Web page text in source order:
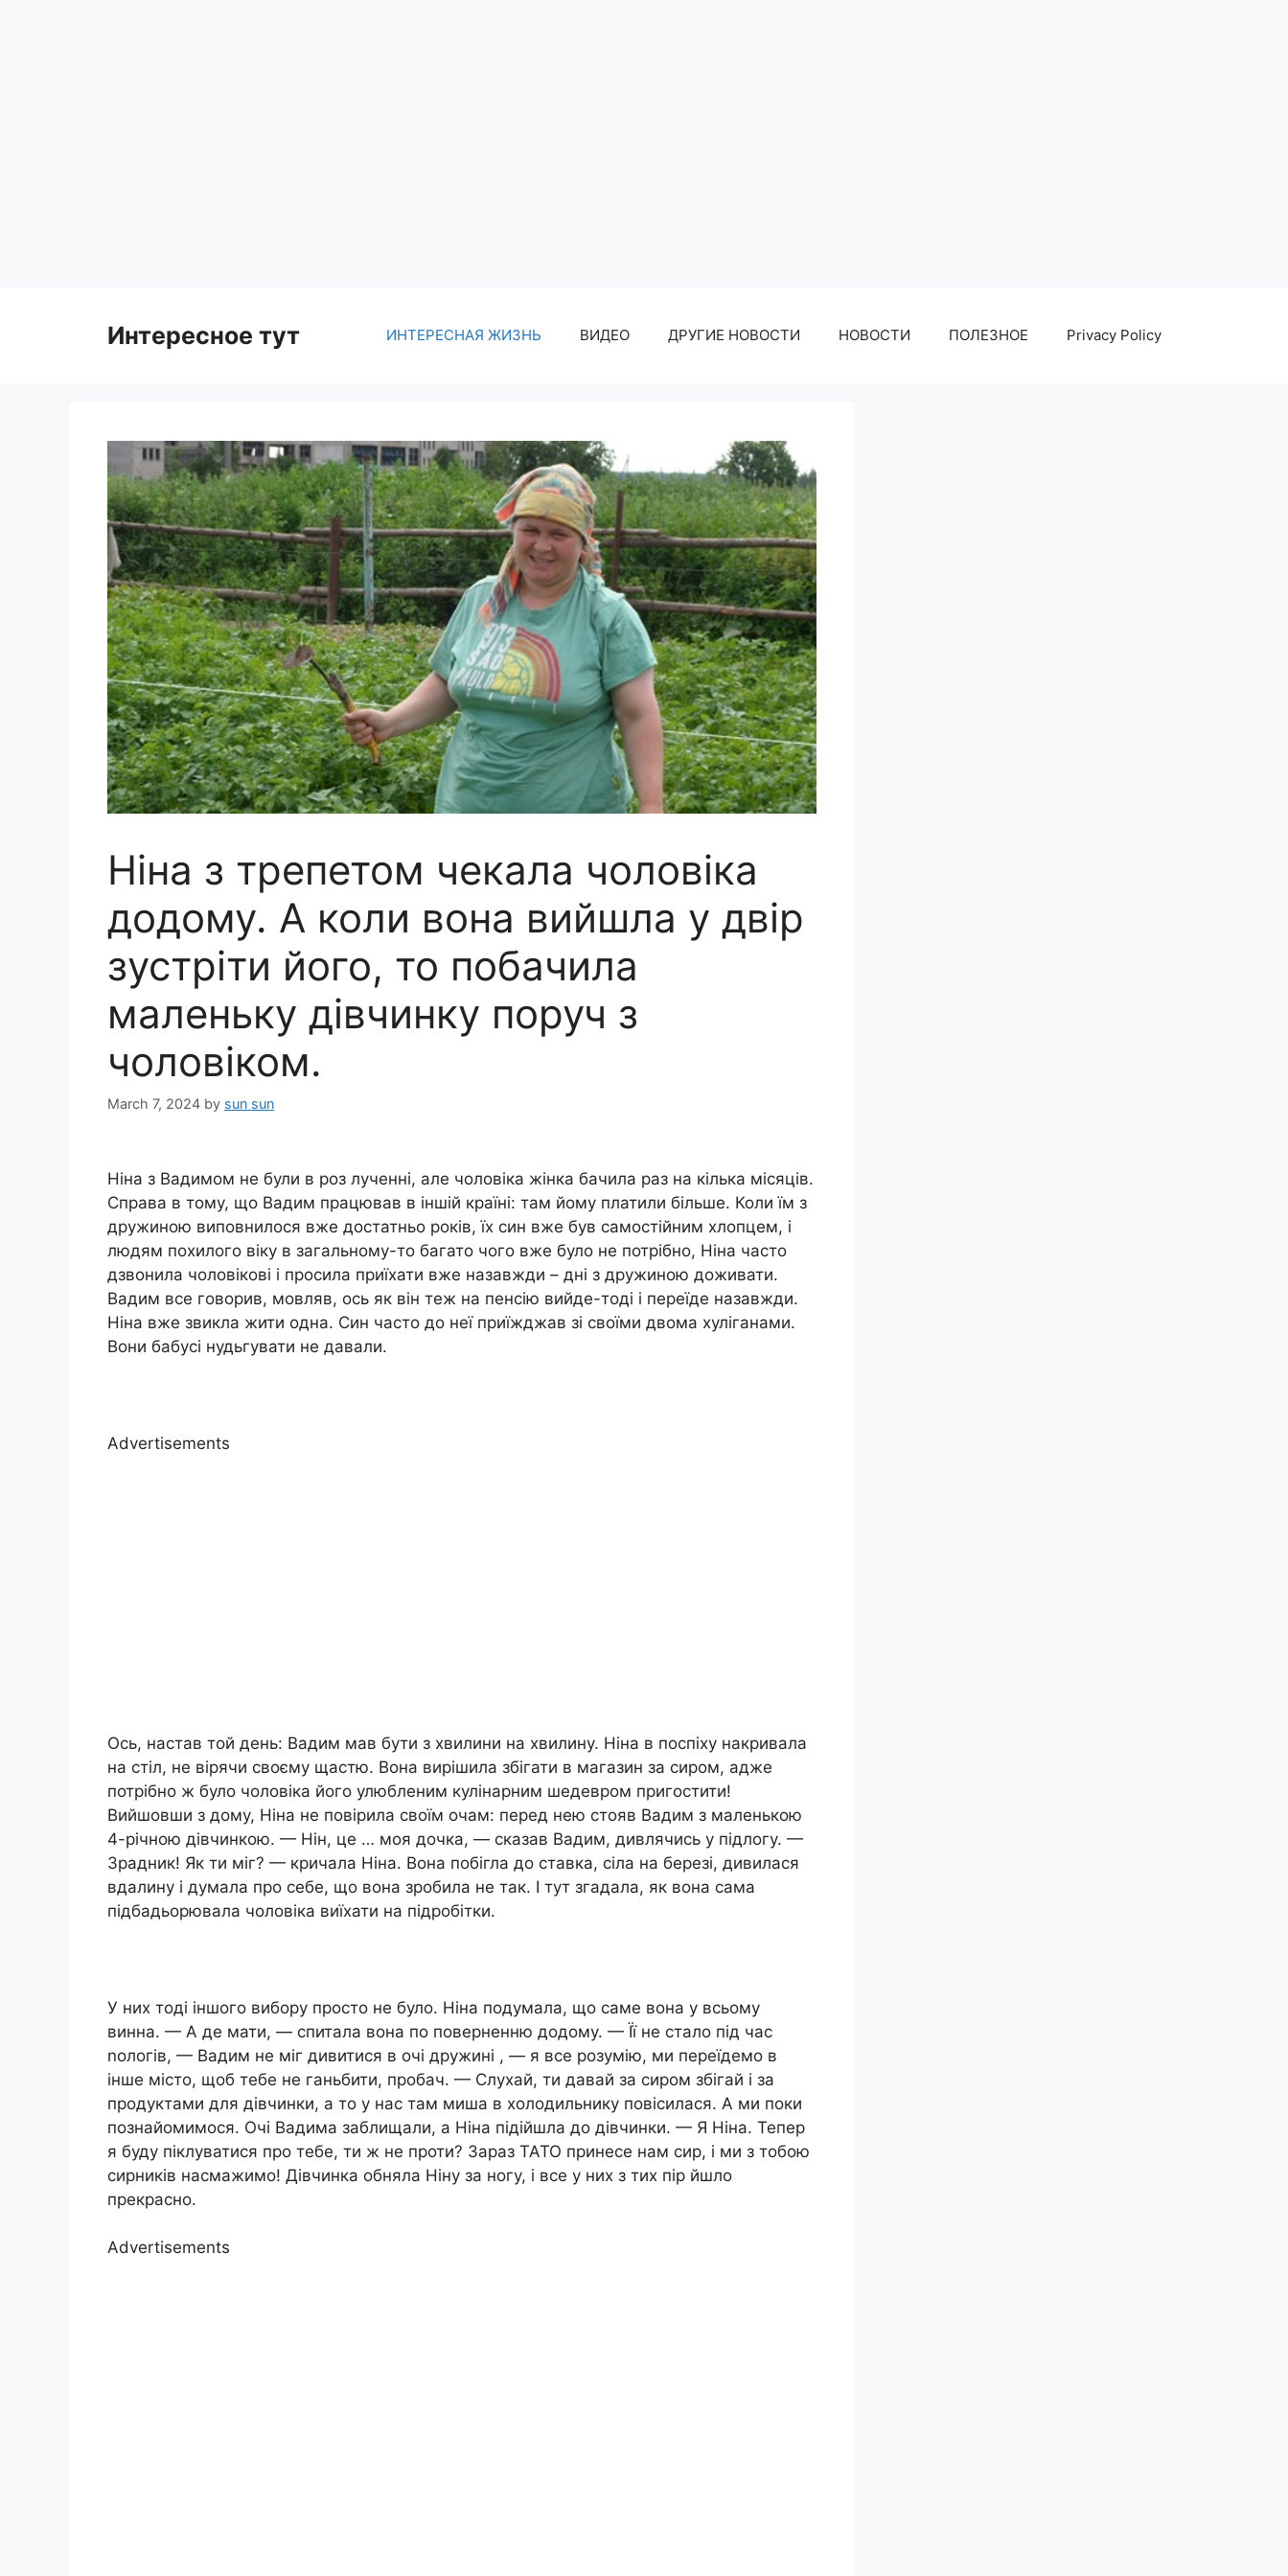
Интересное тут ИНТЕРЕСНАЯ ЖИЗНЬ ВИДЕО ДРУГИЕ НОВОСТИ НОВОСТИ ПОЛЕЗНОЕ Privacy Policy
Ніна з трепетом чекала чоловіка
додому. А коли вона вийшла у двір
зустріти його, то побачила
маленьку дівчинку поруч з
чоловіком.
March 7, 2024 by sun sun
Ніна з Вадимом не були в роз лученні, але чоловіка жінка бачила раз на кілька місяців.
Справа в тому, що Вадим працював в іншій країні: там йому платили більше. Коли їм з
дружиною виповнилося вже достатньо років, їх син вже був самостійним хлопцем, і
людям похилого віку в загальному-то багато чого вже було не потрібно, Ніна часто
дзвонила чоловікові і просила приїхати вже назавжди – дні з дружиною доживати.
Вадим все говорив, мовляв, ось як він теж на пенсію вийде-тоді і переїде назавжди.
Ніна вже звикла жити одна. Син часто до неї приїжджав зі своїми двома хуліганами.
Вони бабусі нудьгувати не давали.
Advertisements
Ось, настав той день: Вадим мав бути з хвилини на хвилину. Ніна в поспіху накривала
на стіл, не вірячи своєму щастю. Вона вирішила збігати в магазин за сиром, адже
потрібно ж було чоловіка його улюбленим кулінарним шедевром пригостити!
Вийшовши з дому, Ніна не повірила своїм очам: перед нею стояв Вадим з маленькою
4-річною дівчинкою. — Нін, це … моя дочка, — сказав Вадим, дивлячись у підлогу. —
Зрадник! Як ти міг? — кричала Ніна. Вона побігла до ставка, сіла на березі, дивилася
вдалину і думала про себе, що вона зробила не так. І тут згадала, як вона сама
підбадьорювала чоловіка виїхати на підробітки.
У них тоді іншого вибору просто не було. Ніна подумала, що саме вона у всьому
винна. — А де мати, — спитала вона по поверненню додому. — Її не стало під час
nологів, — Вадим не міг дивитися в очі дружині , — я все розумію, ми переїдемо в
інше місто, щоб тебе не ганьбити, пробач. — Слухай, ти давай за сиром збігай і за
продуктами для дівчинки, а то у нас там миша в холодильнику повісилася. А ми поки
познайомимося. Очі Вадима заблищали, а Ніна підійшла до дівчинки. — Я Ніна. Тепер
я буду піклуватися про тебе, ти ж не проти? Зараз ТАТО принесе нам сир, і ми з тобою
сирників насмажимо! Дівчинка обняла Ніну за ногу, і все у них з тих пір йшло
прекрасно.
Advertisements